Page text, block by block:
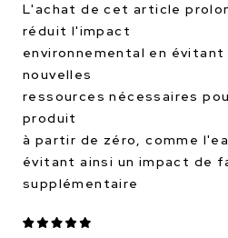
L'achat de cet article
réduit l'impact
environnemental en
nouvelles
ressources nécessaires
produit
à partir de zéro, comme
évitant ainsi un impact de
supplémentaire